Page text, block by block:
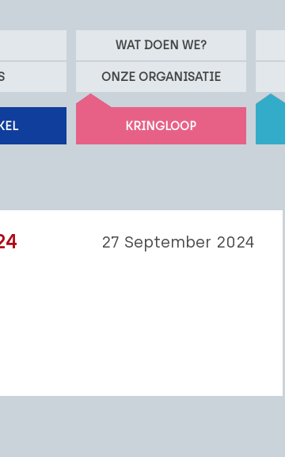
WAT DOEN WE?
ONZE ORGANISATIE
KRINGLOOP
27 September 2024